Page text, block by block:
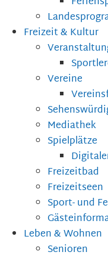
Freizeit & Kultur
Vereine
Mediathek
Spielplätze
Freizeitbad
Freizeitseen
Sport- und
Leben & Wohnen
Senioren